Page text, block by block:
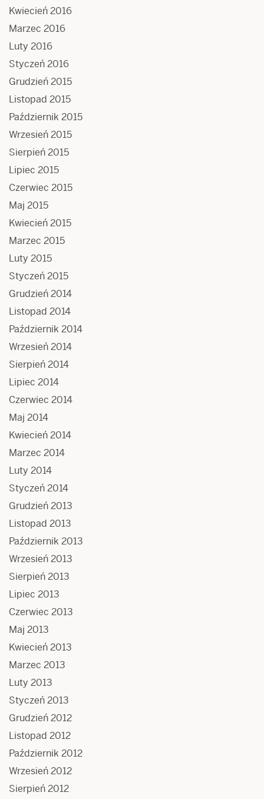
Kwiecień 2016
Marzec 2016
Luty 2016
Styczeń 2016
Grudzień 2015
Listopad 2015
Październik 2015
Wrzesień 2015
Sierpień 2015
Lipiec 2015
Czerwiec 2015
Maj 2015
Kwiecień 2015
Marzec 2015
Luty 2015
Styczeń 2015
Grudzień 2014
Listopad 2014
Październik 2014
Wrzesień 2014
Sierpień 2014
Lipiec 2014
Czerwiec 2014
Maj 2014
Kwiecień 2014
Marzec 2014
Luty 2014
Styczeń 2014
Grudzień 2013
Listopad 2013
Październik 2013
Wrzesień 2013
Sierpień 2013
Lipiec 2013
Czerwiec 2013
Maj 2013
Kwiecień 2013
Marzec 2013
Luty 2013
Styczeń 2013
Grudzień 2012
Listopad 2012
Październik 2012
Wrzesień 2012
Sierpień 2012